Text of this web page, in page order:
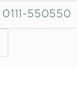
0111-550550